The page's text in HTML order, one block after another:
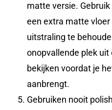
matte versie.
een extra matte
uitstraling te
onopvallende plek
bekijken voordat je
aanbrengt.
Gebruiken nooit